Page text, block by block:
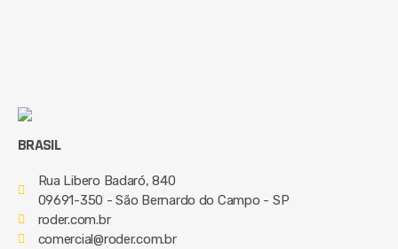
BRASIL
Rua Libero Badaró, 840
09691-350 - São Bernardo do Campo - SP
roder.com.br
comercial@roder.com.br